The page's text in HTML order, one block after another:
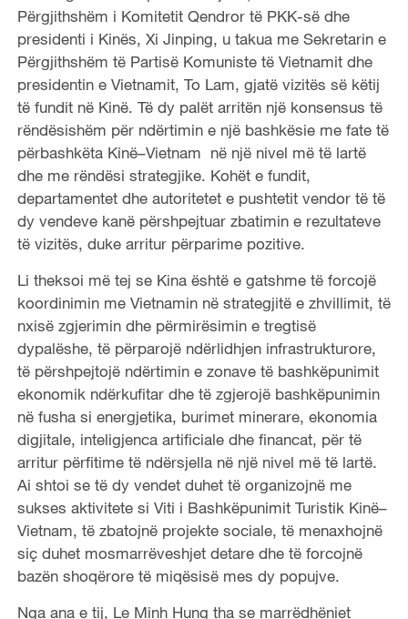
Përgjithshëm i Komitetit Qendror të PKK-së dhe
presidenti i Kinës, Xi Jinping, u takua me Sekretarin e
Përgjithshëm të Partisë Komuniste të Vietnamit dhe
presidentin e Vietnamit, To Lam, gjatë vizitës së këtij
të fundit në Kinë. Të dy palët arritën një konsensus të
rëndësishëm për ndërtimin e një bashkësie me fate të
përbashkëta Kinë–Vietnam në një nivel më të lartë
dhe me rëndësi strategjike. Kohët e fundit,
departamentet dhe autoritetet e pushtetit vendor të të
dy vendeve kanë përshpejtuar zbatimin e rezultateve
të vizitës, duke arritur përparime pozitive.
Li theksoi më tej se Kina është e gatshme të forcojë
koordinimin me Vietnamin në strategjitë e zhvillimit, të
nxisë zgjerimin dhe përmirësimin e tregtisë
dypalëshe, të përparojë ndërlidhjen infrastrukturore,
të përshpejtojë ndërtimin e zonave të bashkëpunimit
ekonomik ndërkufitar dhe të zgjerojë bashkëpunimin
në fusha si energjetika, burimet minerare, ekonomia
digjitale, inteligjenca artificiale dhe financat, për të
arritur përfitime të ndërsjella në një nivel më të lartë.
Ai shtoi se të dy vendet duhet të organizojnë me
sukses aktivitete si Viti i Bashkëpunimit Turistik Kinë–
Vietnam, të zbatojnë projekte sociale, të menaxhojnë
siç duhet mosmarrëveshjet detare dhe të forcojnë
bazën shoqërore të miqësisë mes dy popujve.
Nga ana e tij, Le Minh Hung tha se marrëdhëniet